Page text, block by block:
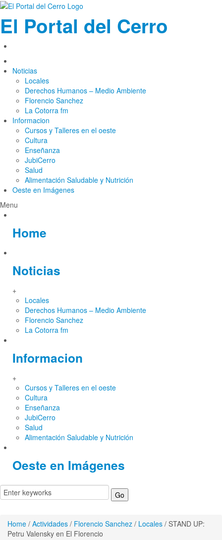
El Portal del Cerro
Noticias
Locales
Derechos Humanos – Medio Ambiente
Florencio Sanchez
La Cotorra fm
Informacion
Cursos y Talleres en el oeste
Cultura
Enseñanza
JubiCerro
Salud
Alimentación Saludable y Nutrición
Oeste en Imágenes
Menu
Home
Noticias
+
Locales
Derechos Humanos – Medio Ambiente
Florencio Sanchez
La Cotorra fm
Informacion
+
Cursos y Talleres en el oeste
Cultura
Enseñanza
JubiCerro
Salud
Alimentación Saludable y Nutrición
Oeste en Imágenes
Home / Actividades / Florencio Sanchez / Locales / STAND UP:
Petru Valensky en El Florencio